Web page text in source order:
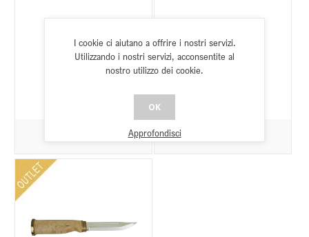
C380201011
Disponibile
C380160001
Stato: Disponibile
I cookie ci aiutano a offrire i nostri servizi.
Utilizzando i nostri servizi, acconsentite al
nostro utilizzo dei cookie.
OK
Approfondisci